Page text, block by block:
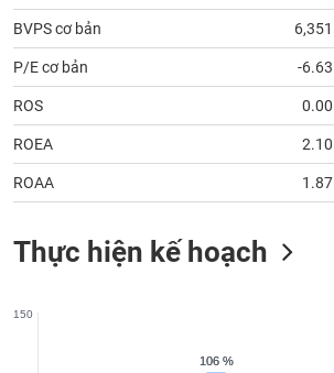
BVPS cơ bản 6,351
P/E cơ bản -6.63
ROS 0.00
ROEA 2.10
ROAA 1.87
Thực hiện kế hoạch
106 %
106 %
150